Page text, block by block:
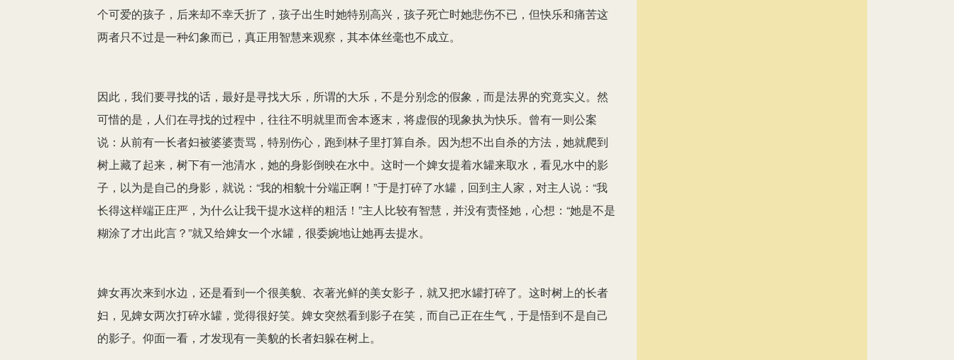
个可爱的孩子，后来却不幸夭折了，孩子出生时她特别高兴，孩子死亡时她悲伤不已，但快乐和痛苦这
两者只不过是一种幻象而已，真正用智慧来观察，其本体丝毫也不成立。
因此，我们要寻找的话，最好是寻找大乐，所谓的大乐，不是分别念的假象，而是法界的究竟实义。然
可惜的是，人们在寻找的过程中，往往不明就里而舍本逐末，将虚假的现象执为快乐。曾有一则公案
说：从前有一长者妇被婆婆责骂，特别伤心，跑到林子里打算自杀。因为想不出自杀的方法，她就爬到
树上藏了起来，树下有一池清水，她的身影倒映在水中。这时一个婢女提着水罐来取水，看见水中的影
子，以为是自己的身影，就说：“我的相貌十分端正啊！”于是打碎了水罐，回到主人家，对主人说：“我
长得这样端正庄严，为什么让我干提水这样的粗活！”主人比较有智慧，并没有责怪她，心想：“她是不是
糊涂了才出此言？”就又给婢女一个水罐，很委婉地让她再去提水。
婢女再次来到水边，还是看到一个很美貌、衣著光鲜的美女影子，就又把水罐打碎了。这时树上的长者
妇，见婢女两次打碎水罐，觉得很好笑。婢女突然看到影子在笑，而自己正在生气，于是悟到不是自己
的影子。仰面一看，才发现有一美貌的长者妇躲在树上。